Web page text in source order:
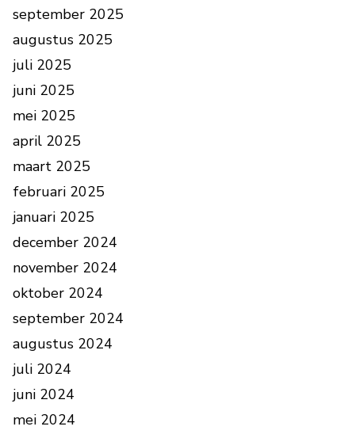
september 2025
augustus 2025
juli 2025
juni 2025
mei 2025
april 2025
maart 2025
februari 2025
januari 2025
december 2024
november 2024
oktober 2024
september 2024
augustus 2024
juli 2024
juni 2024
mei 2024